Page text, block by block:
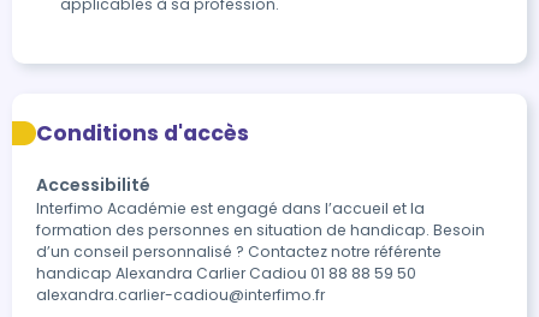
applicables à sa profession.
Conditions d'accès
Accessibilité
Interfimo Académie est engagé dans l’accueil et la
formation des personnes en situation de handicap. Besoin
d’un conseil personnalisé ? Contactez notre référente
handicap Alexandra Carlier Cadiou 01 88 88 59 50
alexandra.carlier-cadiou@interfimo.fr